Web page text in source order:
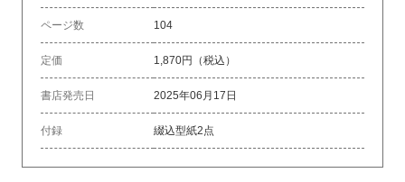
ページ数 104
定価 1,870円（税込）
書店発売日 2025年06月17日
付録 綴込型紙2点